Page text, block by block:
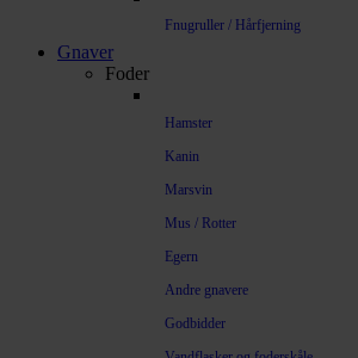
Fnugruller / Hårfjerning
Gnaver
Foder
Hamster
Kanin
Marsvin
Mus / Rotter
Egern
Andre gnavere
Godbidder